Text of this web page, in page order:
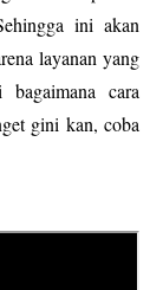
ini akan
layanan yang
cara
gini kan, coba